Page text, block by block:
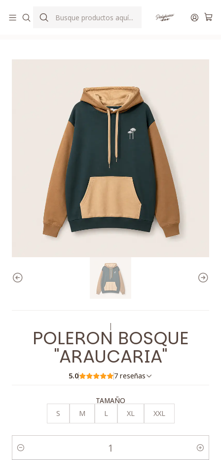
|
POLERON BOSQUE
"ARAUCARIA"
5.0 7 reseñas
TAMAÑO
S
M L XL XXL
Cantidad